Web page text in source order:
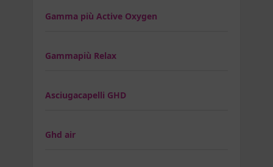
Gamma più Active Oxygen
Gammapiù Relax
Asciugacapelli GHD
Ghd air